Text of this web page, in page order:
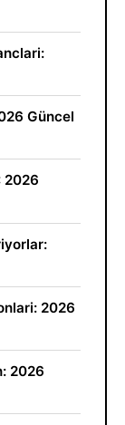
Güncel
2026
2026
2026